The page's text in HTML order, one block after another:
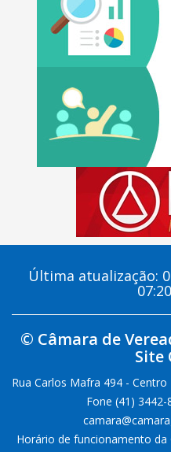
Última atualização:
© Câmara de
Site
Rua Carlos Mafra 494 -
Fone (41)
Horário de funcionamento da